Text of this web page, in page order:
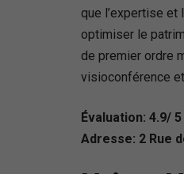
que l’expertise et
optimiser le
de premier ordre
visioconférence
Évaluation: 4.9/
Adresse: 2 Rue